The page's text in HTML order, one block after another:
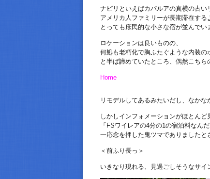
ナピリといえばカパルアの真横の古い
アメリカ人ファミリーが長期滞在する
とっても庶民的な小さな宿が並んでい
ロケーションは良いものの、
何処も老朽化で胸ふたぐような内装の
と半ば諦めていたところ、偶然こちら
Home
リモデルしてあるみたいだし、なかな
しかしインフォメーションがほとんど
「FSワイレアの4分の1の宿泊料なん
一応念を押した鬼ツマでありましたと
＜前ふり長っ＞
いきなり現れる、見過ごしそうなサイ